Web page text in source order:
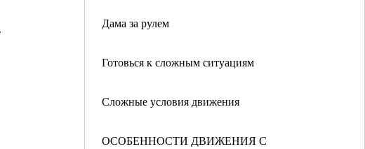
Дама за рулем
Готовься к сложным ситуациям
Сложные условия движения
ОСОБЕННОСТИ ДВИЖЕНИЯ С